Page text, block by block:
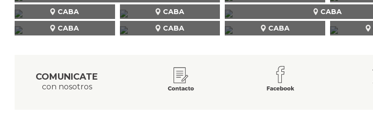
CABA
CABA CABA
CABA
CABA CABA
COMUNICATE
con nosotros